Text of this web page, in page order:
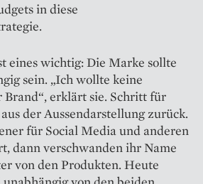
in diese
eines ­wichtig: Die Marke sollte
sein. „Ich wollte keine
Brand“, erklärt sie. Schritt für
der Aussendarstellung zurück.
für Social Media und anderen
dann verschwanden ihr Name
von den Produkten. Heute